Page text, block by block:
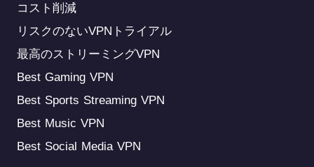
コスト削減
リスクのないVPNトライアル
最高のストリーミングVPN
Best Gaming VPN
Best Sports Streaming VPN
Best Music VPN
Best Social Media VPN